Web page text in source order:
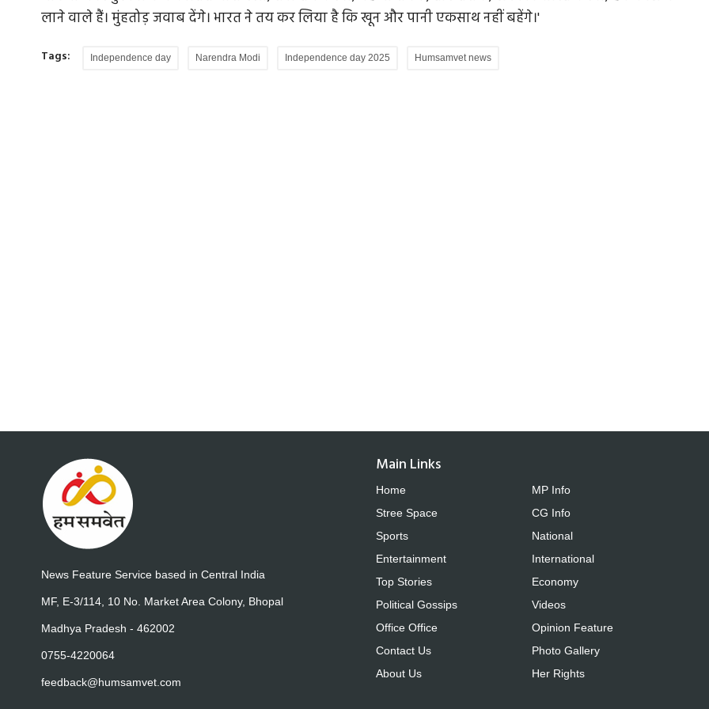
लाने वाले हैं। मुंहतोड़ जवाब देंगे। भारत ने तय कर लिया है कि खून और पानी एकसाथ नहीं बहेंगे।'
Tags: Independence day Narendra Modi Independence day 2025 Humsamvet news
News Feature Service based in Central India
MF, E-3/114, 10 No. Market Area Colony, Bhopal
Madhya Pradesh - 462002
0755-4220064
feedback@humsamvet.com
Main Links
Home
Stree Space
Sports
Entertainment
Top Stories
Political Gossips
Office Office
Contact Us
About Us
MP Info
CG Info
National
International
Economy
Videos
Opinion Feature
Photo Gallery
Her Rights